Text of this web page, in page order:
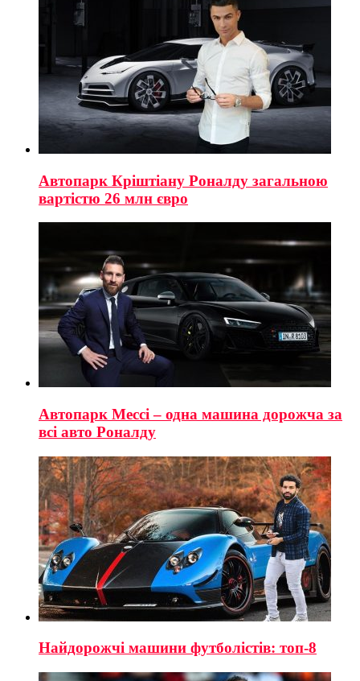
Автопарк Кріштіану Роналду загальною
вартістю 26 млн євро
Автопарк Мессі – одна машина дорожча за
всі авто Роналду
Найдорожчі машини футболістів: топ-8